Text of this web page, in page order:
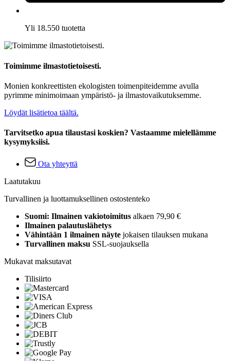
Yli 18.550 tuotetta
Toimimme ilmastotietoisesti.
Monien konkreettisten ekologisten toimenpiteidemme avulla
pyrimme minimoimaan ympäristö- ja ilmastovaikutuksemme.
Löydät lisätietoa täältä.
Tarvitsetko apua tilaustasi koskien? Vastaamme mielellämme
kysymyksiisi.
Ota yhteyttä
Laatutakuu
Turvallinen ja luottamuksellinen ostostenteko
Suomi: Ilmainen vakiotoimitus alkaen 79,90 €
Ilmainen palautuslähetys
Vähintään 1 ilmainen näyte jokaisen tilauksen mukana
Turvallinen maksu SSL-suojauksella
Mukavat maksutavat
Tilisiirto